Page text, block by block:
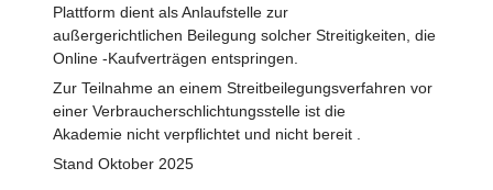
Plattform dient als Anlaufstelle zur
außergerichtlichen Beilegung solcher Streitigkeiten, die
Online -Kaufverträgen entspringen.
Zur Teilnahme an einem Streitbeilegungsverfahren vor
einer Verbraucherschlichtungsstelle ist die
Akademie nicht verpflichtet und nicht bereit .
Stand Oktober 2025